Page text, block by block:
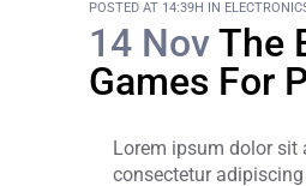
14 NovThe
Games For
POSTED AT 14:39H IN
Lorem ipsum dolor sit
consectetur